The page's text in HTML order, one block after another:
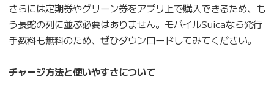
さらには定期券やグリーン券をアプリ上で購入できるため、も
う長蛇の列に並ぶ必要はありません。モバイルSuicaなら発行
手数料も無料のため、ぜひダウンロードしてみてください。
チャージ方法と使いやすさについて